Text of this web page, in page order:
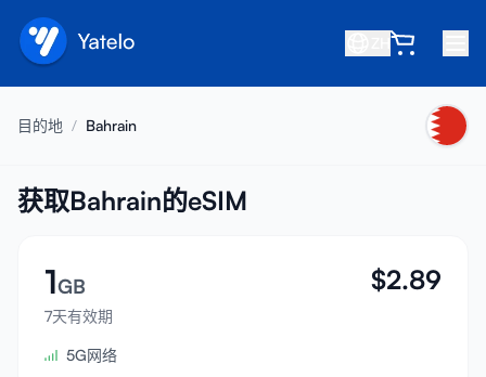
关于我们
推荐好友
成为合作伙伴
帮助中心
目的地 / Bahrain
获取Bahrain的eSIM
1GB
7天有效期
$2.89
5G网络